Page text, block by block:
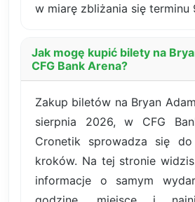
w miarę zbliżania się terminu
Jak mogę kupić bilety na
CFG Bank Arena?
Zakup biletów na Bryan
sierpnia 2026, w CFG
Cronetik sprowadza się
kroków. Na tej stronie
informacje o samym